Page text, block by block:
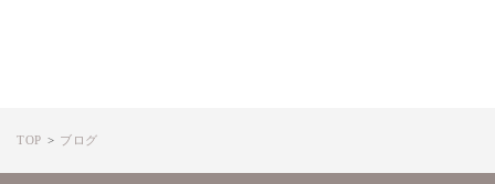
TOP ブログ